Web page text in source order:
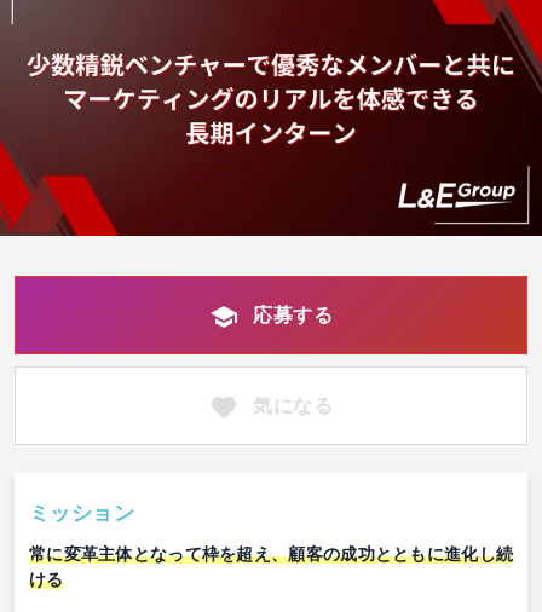
応募する
気になる
ミッション
常に変革主体となって枠を超え、顧客の成功とともに進化し続
ける